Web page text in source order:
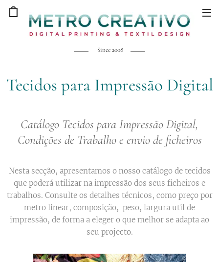
Since 2008
Tecidos para Impressão Digital
Catálogo Tecidos para Impressão Digital,
Condições de Trabalho e envio de ficheiros
Nesta secção, apresentamos o nosso catálogo de tecidos
que poderá utilizar na impressão dos seus ficheiros e
trabalhos. Consulte os detalhes técnicos, como preço por
metro linear, composição, peso, largura util de
impressão, de forma a eleger o que melhor se adapta ao
seu projecto.